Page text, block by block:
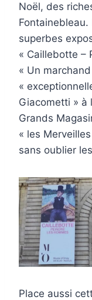
Noël, des
superbes
« Caillebotte –
« Un
«
Giacometti » à
Grands
« les
sans oublier
Place aussi